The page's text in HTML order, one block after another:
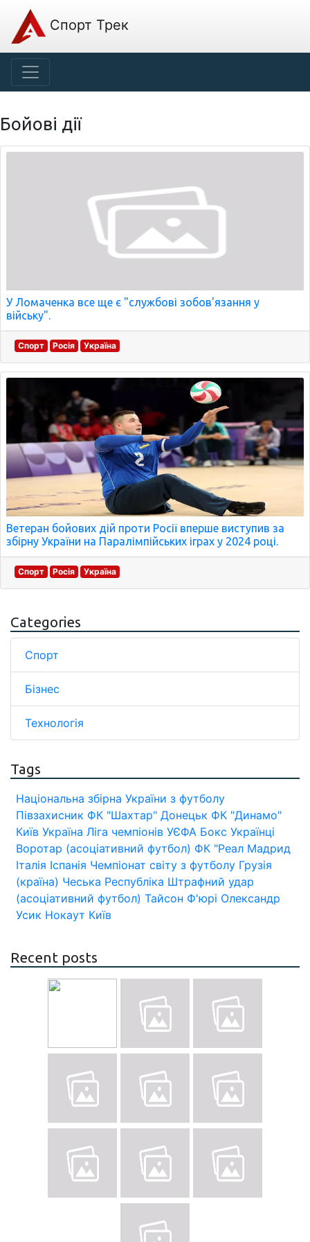
Спорт Трек
Бойові дії
У Ломаченка все ще є "службові зобов'язання у
війську".
Спорт Росія Україна
Ветеран бойових дій проти Росії вперше виступив за
збірну України на Паралімпійських іграх у 2024 році.
Спорт Росія Україна
Categories
Спорт
Бізнес
Технологія
Tags
Національна збірна України з футболу
Півзахисник ФК "Шахтар" Донецьк ФК "Динамо"
Київ Україна Ліга чемпіонів УЄФА Бокс Українці
Воротар (асоціативний футбол) ФК "Реал Мадрид
Італія Іспанія Чемпіонат світу з футболу Грузія
(країна) Чеська Республіка Штрафний удар
(асоціативний футбол) Тайсон Ф'юрі Олександр
Усик Нокаут Київ
Recent posts